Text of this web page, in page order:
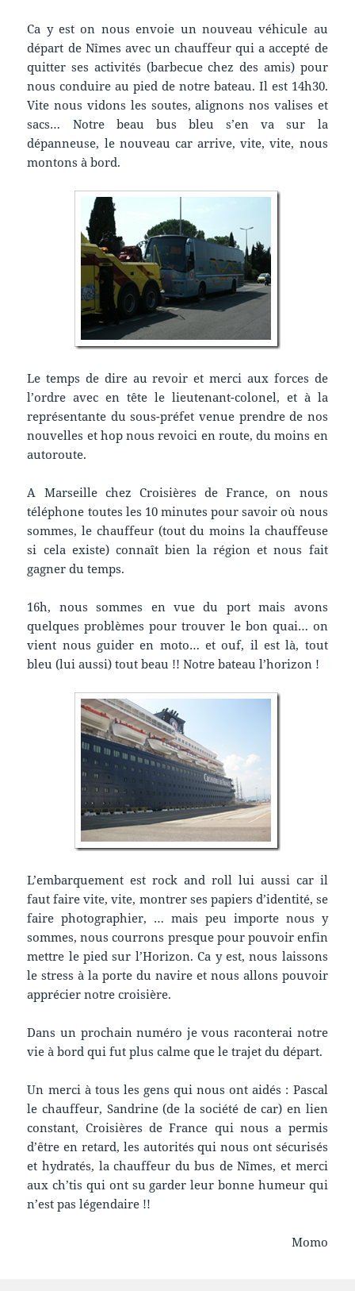
Ca y est on nous envoie un nouveau véhicule au
départ de Nîmes avec un chauffeur qui a accepté de
quitter ses activités (barbecue chez des amis) pour
nous conduire au pied de notre bateau. Il est 14h30.
Vite nous vidons les soutes, alignons nos valises et
sacs… Notre beau bus bleu s’en va sur la
dépanneuse, le nouveau car arrive, vite, vite, nous
montons à bord.
Le temps de dire au revoir et merci aux forces de
l’ordre avec en tête le lieutenant-colonel, et à la
représentante du sous-préfet venue prendre de nos
nouvelles et hop nous revoici en route, du moins en
autoroute.
A Marseille chez Croisières de France, on nous
téléphone toutes les 10 minutes pour savoir où nous
sommes, le chauffeur (tout du moins la chauffeuse
si cela existe) connaît bien la région et nous fait
gagner du temps.
16h, nous sommes en vue du port mais avons
quelques problèmes pour trouver le bon quai… on
vient nous guider en moto… et ouf, il est là, tout
bleu (lui aussi) tout beau !! Notre bateau l’horizon !
L’embarquement est rock and roll lui aussi car il
faut faire vite, vite, montrer ses papiers d’identité, se
faire photographier, … mais peu importe nous y
sommes, nous courrons presque pour pouvoir enfin
mettre le pied sur l’Horizon. Ca y est, nous laissons
le stress à la porte du navire et nous allons pouvoir
apprécier notre croisière.
Dans un prochain numéro je vous raconterai notre
vie à bord qui fut plus calme que le trajet du départ.
Un merci à tous les gens qui nous ont aidés : Pascal
le chauffeur, Sandrine (de la société de car) en lien
constant, Croisières de France qui nous a permis
d’être en retard, les autorités qui nous ont sécurisés
et hydratés, la chauffeur du bus de Nîmes, et merci
aux ch’tis qui ont su garder leur bonne humeur qui
n’est pas légendaire !!
Momo